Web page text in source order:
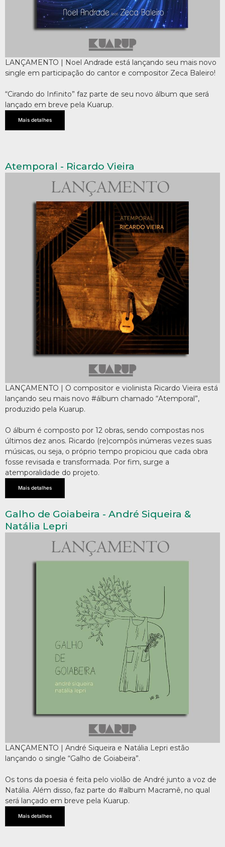
LANÇAMENTO | Noel Andrade está lançando seu mais novo
single em participação do cantor e compositor Zeca Baleiro!
“Cirando do Infinito” faz parte de seu novo álbum que será
lançado em breve pela Kuarup.
Mais detalhes
Atemporal - Ricardo Vieira
LANÇAMENTO | O compositor e violinista Ricardo Vieira está
lançando seu mais novo #álbum chamado “Atemporal”,
produzido pela Kuarup.
O álbum é composto por 12 obras, sendo compostas nos
últimos dez anos. Ricardo (re)compôs inúmeras vezes suas
músicas, ou seja, o próprio tempo propiciou que cada obra
fosse revisada e transformada. Por fim, surge a
atemporalidade do projeto.
Mais detalhes
Galho de Goiabeira - André Siqueira &
Natália Lepri
LANÇAMENTO | André Siqueira e Natália Lepri estão
lançando o single “Galho de Goiabeira”.
Os tons da poesia é feita pelo violão de André junto a voz de
Natália. Além disso, faz parte do #album Macramê, no qual
será lançado em breve pela Kuarup.
Mais detalhes